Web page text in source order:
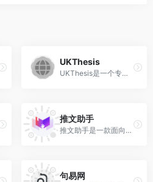
UKThesis‌
UKThesis‌是一个专注于提供英国学术写作服务的平台，主要服务于留学生和学术研究人员。该平台提供包括论文写作、论文辅导、论文润色等服务，旨在帮助学生顺利完成学业并提升学术水平。
推文助手
‌推文助手‌是一款面向小说推文和视频领域创作者的服务工具，致力于帮助创作者更高效、方便地产出作品，并获取最大化的作品收益。
句易网